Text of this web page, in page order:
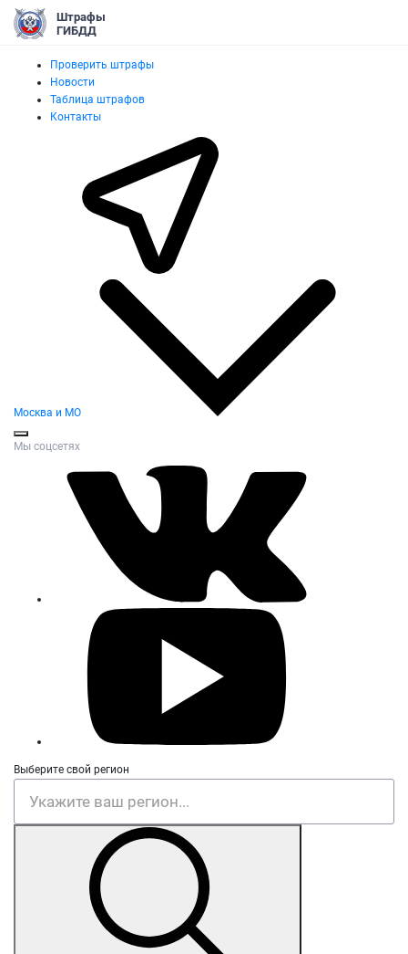
Штрафы
ГИБДД
Проверить штрафы
Новости
Таблица штрафов
Контакты
Москва и МО
Мы соцсетях
Выберите свой регион